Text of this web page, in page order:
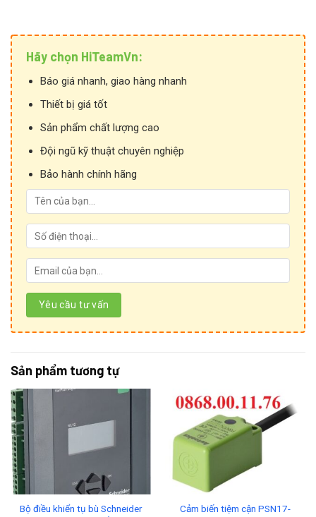
Hãy chọn HiTeamVn:
Báo giá nhanh, giao hàng nhanh
Thiết bị giá tốt
Sản phẩm chất lượng cao
Đội ngũ kỹ thuật chuyên nghiệp
Bảo hành chính hãng
Sản phẩm tương tự
Bộ điều khiển tụ bù Schneider
Cảm biến tiệm cận PSN17-